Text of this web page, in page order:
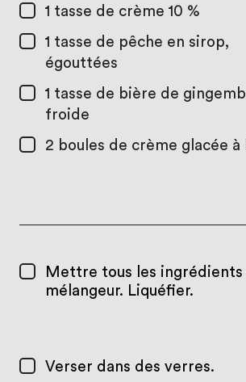
1 tasse de crème 10 %
1 tasse de pêche en sirop,
égouttées
1 tasse de bière de
froide
2 boules de crème glacée à
Mettre tous les ingrédients
mélangeur. Liquéfier.
Verser dans des verres.